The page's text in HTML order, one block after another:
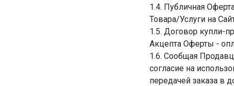
1.4. Публичная
Товара/Услуги на
1.5. Договор купли-
Акцепта Оферты -
1.6. Сообщая
согласие на
передачей заказа в